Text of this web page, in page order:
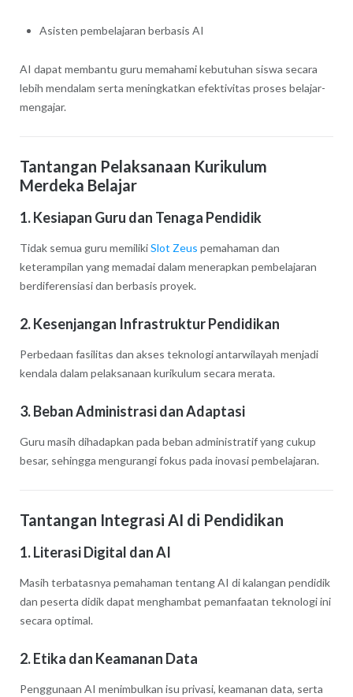
Asisten pembelajaran berbasis AI
AI dapat membantu guru memahami kebutuhan siswa secara
lebih mendalam serta meningkatkan efektivitas proses belajar-
mengajar.
Tantangan Pelaksanaan Kurikulum
Merdeka Belajar
1. Kesiapan Guru dan Tenaga Pendidik
Tidak semua guru memilikiSlot Zeus pemahaman dan
keterampilan yang memadai dalam menerapkan pembelajaran
berdiferensiasi dan berbasis proyek.
2. Kesenjangan Infrastruktur Pendidikan
Perbedaan fasilitas dan akses teknologi antarwilayah menjadi
kendala dalam pelaksanaan kurikulum secara merata.
3. Beban Administrasi dan Adaptasi
Guru masih dihadapkan pada beban administratif yang cukup
besar, sehingga mengurangi fokus pada inovasi pembelajaran.
Tantangan Integrasi AI di Pendidikan
1. Literasi Digital dan AI
Masih terbatasnya pemahaman tentang AI di kalangan pendidik
dan peserta didik dapat menghambat pemanfaatan teknologi ini
secara optimal.
2. Etika dan Keamanan Data
Penggunaan AI menimbulkan isu privasi, keamanan data, serta